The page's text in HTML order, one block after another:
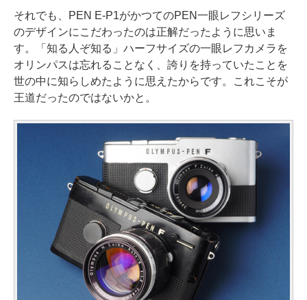
それでも、PEN E-P1がかつてのPEN一眼レフシリーズ
のデザインにこだわったのは正解だったように思いま
す。「知る人ぞ知る」ハーフサイズの一眼レフカメラを
オリンパスは忘れることなく、誇りを持っていたことを
世の中に知らしめたように思えたからです。これこそが
王道だったのではないかと。